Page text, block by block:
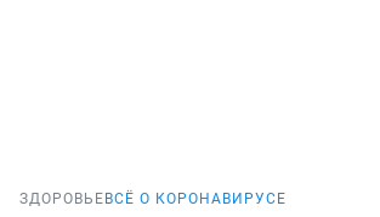
ЗДОРОВЬЕ ВСЁ О КОРОНАВИРУСЕ